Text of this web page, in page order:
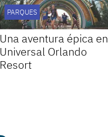
PARQUES
Una aventura épica en
Universal Orlando
Resort